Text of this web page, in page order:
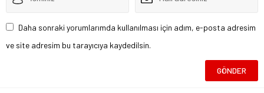
Daha sonraki yorumlarımda kullanılması için adım, e-posta adresim
ve site adresim bu tarayıcıya kaydedilsin.